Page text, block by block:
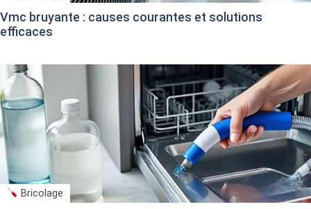
Vmc bruyante : causes courantes et solutions
efficaces
Bricolage